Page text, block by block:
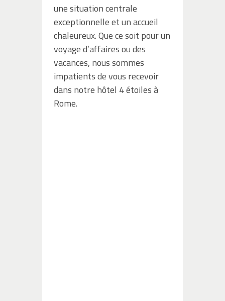
une situation centrale
exceptionnelle et un accueil
chaleureux. Que ce soit pour un
voyage d’affaires ou des
vacances, nous sommes
impatients de vous recevoir
dans notre hôtel 4 étoiles à
Rome.